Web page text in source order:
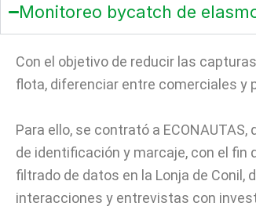
Monitoreo bycatch de
Con el objetivo de reducir las
flota, diferenciar entre comerciales y
Para ello, se contrató a
de identificación y marcaje, con el
filtrado de datos en la Lonja de Conil,
interacciones y entrevistas con